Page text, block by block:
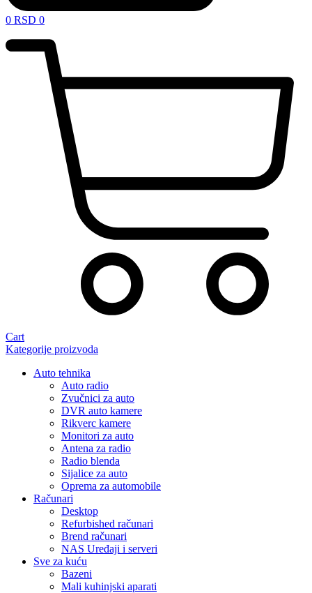
0 RSD 0
Cart
Kategorije proizvoda
Auto tehnika
Auto radio
Zvučnici za auto
DVR auto kamere
Rikverc kamere
Monitori za auto
Antena za radio
Radio blenda
Sijalice za auto
Oprema za automobile
Računari
Desktop
Refurbished računari
Brend računari
NAS Uređaji i serveri
Sve za kuću
Bazeni
Mali kuhinjski aparati